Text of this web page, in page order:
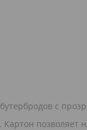
с
позволяет